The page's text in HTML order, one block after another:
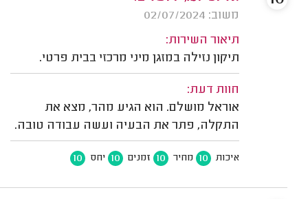
משוב: 02/07/2024
תיאור השירות:
תיקון נזילה במזגן מיני מרכזי בבית פרטי.
חוות דעת:
אוראל מושלם. הוא הגיע מהר, מצא את
התקלה, פתר את הבעיה ועשה עבודה טובה.
איכות 10 מחיר 10 זמנים 10 יחס 10